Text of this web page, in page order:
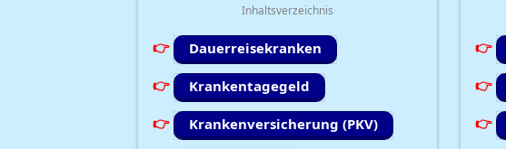
Inhaltsverzeichnis
Dauerreisekranken
Krankentagegeld
Krankenversicherung (PKV)